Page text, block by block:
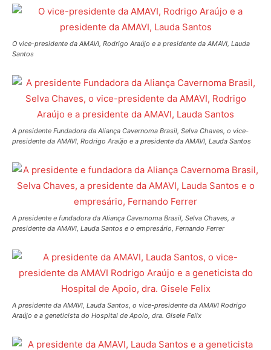
O vice-presidente da AMAVI, Rodrigo Araújo e a presidente da AMAVI, Lauda
Santos
A presidente Fundadora da Aliança Cavernoma Brasil, Selva Chaves, o vice-
presidente da AMAVI, Rodrigo Araújo e a presidente da AMAVI, Lauda Santos
A presidente e fundadora da Aliança Cavernoma Brasil, Selva Chaves, a
presidente da AMAVI, Lauda Santos e o empresário, Fernando Ferrer
A presidente da AMAVI, Lauda Santos, o vice-presidente da AMAVI Rodrigo
Araújo e a geneticista do Hospital de Apoio, dra. Gisele Felix